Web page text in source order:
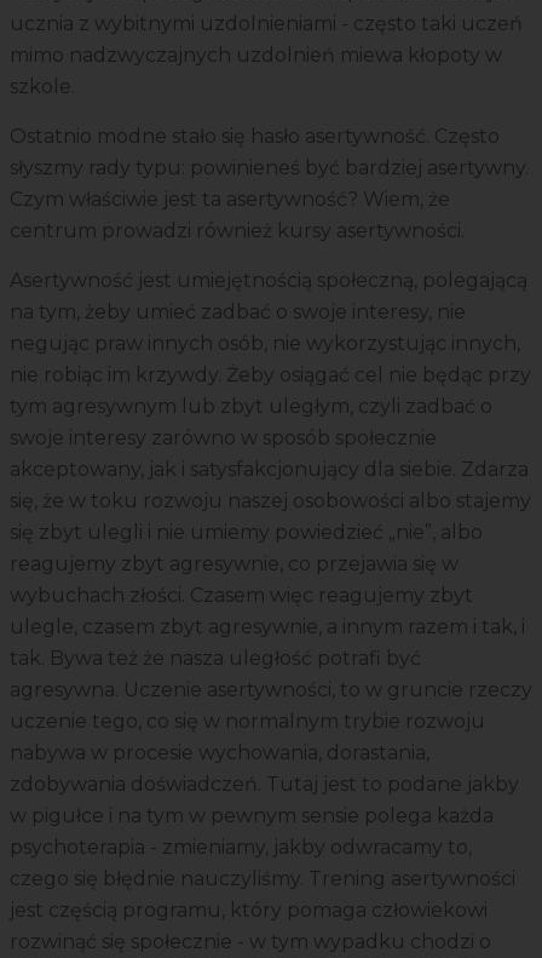
ucznia z wybitnymi uzdolnieniami - często taki uczeń
mimo nadzwyczajnych uzdolnień miewa kłopoty w
szkole.
Ostatnio modne stało się hasło asertywność. Często
słyszmy rady typu: powinieneś być bardziej asertywny.
Czym właściwie jest ta asertywność? Wiem, że
centrum prowadzi również kursy asertywności.
Asertywność jest umiejętnością społeczną, polegającą
na tym, żeby umieć zadbać o swoje interesy, nie
negując praw innych osób, nie wykorzystując innych,
nie robiąc im krzywdy. Żeby osiągać cel nie będąc przy
tym agresywnym lub zbyt uległym, czyli zadbać o
swoje interesy zarówno w sposób społecznie
akceptowany, jak i satysfakcjonujący dla siebie. Zdarza
się, że w toku rozwoju naszej osobowości albo stajemy
się zbyt ulegli i nie umiemy powiedzieć „nie”, albo
reagujemy zbyt agresywnie, co przejawia się w
wybuchach złości. Czasem więc reagujemy zbyt
ulegle, czasem zbyt agresywnie, a innym razem i tak, i
tak. Bywa też że nasza uległość potrafi być
agresywna. Uczenie asertywności, to w gruncie rzeczy
uczenie tego, co się w normalnym trybie rozwoju
nabywa w procesie wychowania, dorastania,
zdobywania doświadczeń. Tutaj jest to podane jakby
w pigułce i na tym w pewnym sensie polega każda
psychoterapia - zmieniamy, jakby odwracamy to,
czego się błędnie nauczyliśmy. Trening asertywności
jest częścią programu, który pomaga człowiekowi
rozwinąć się społecznie - w tym wypadku chodzi o